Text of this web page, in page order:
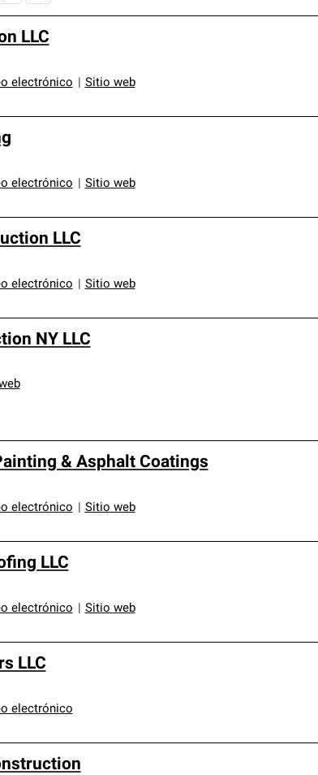
LLC
electrónico Sitio web
electrónico Sitio web
LLC
electrónico Sitio web
NY LLC
& Asphalt Coatings
electrónico Sitio web
LLC
electrónico Sitio web
LLC
electrónico